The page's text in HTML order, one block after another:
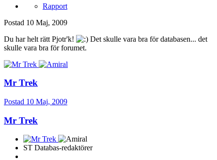
Rapport
Postad 10 Maj, 2009
Du har helt rätt Pjotr'k!
Det skulle vara bra för databasen... det
skulle vara bra för forumet.
Mr Trek
Postad 10 Maj, 2009
Mr Trek
ST Databas-redaktörer